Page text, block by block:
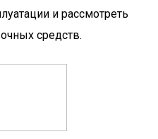
и рассмотреть
средств.